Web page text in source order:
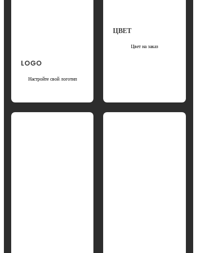
LOGO
Настройте свой логотип
ЦВЕТ
Цвет на заказ